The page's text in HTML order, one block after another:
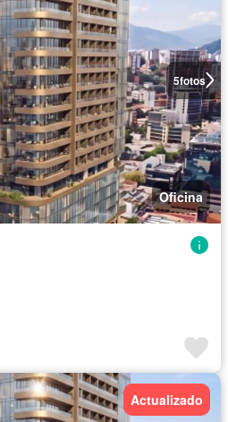
5fotos
Oficina
Actualizado